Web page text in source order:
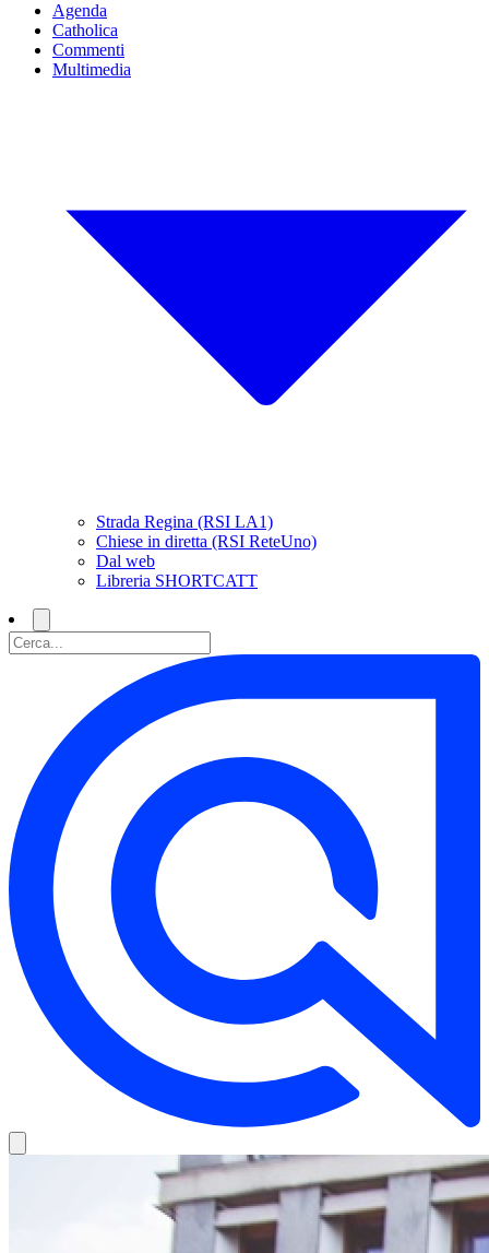
Agenda
Catholica
Commenti
Multimedia
Strada Regina (RSI LA1)
Chiese in diretta (RSI ReteUno)
Dal web
Libreria SHORTCATT